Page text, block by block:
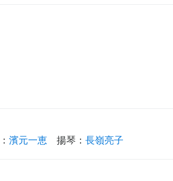
： 濱元一恵 揚琴 ： 長嶺亮子